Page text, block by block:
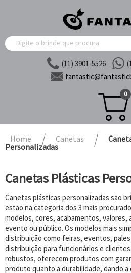
(11) 3901-5526
fantastic@
0
Home Canetas
Personalizadas
Canetas Plásticas
Canetas plásticas personalizadas são
estão na categoria dos 3 mais
modelos, cores, acabamentos,
evento ou público. Os modelos mais
distribuição como feiras, eventos,
distribuição para funcionários e
robustos, oferecem produtos com
produto quanto a durabilidade, dando